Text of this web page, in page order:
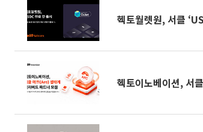
헥토월렛원, 서클
헥토이노베이션, 서